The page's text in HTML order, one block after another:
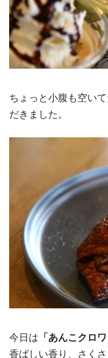
ちょっと小腹も空いて
だきました。
今日は 「あんこクロワ
香ばしい香り、さく